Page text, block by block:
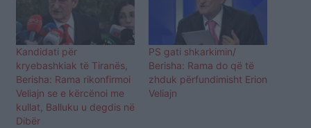
Kandidati për
kryebashkiak të Tiranës,
Berisha: Rama rikonfirmoi
Veliajn se e kërcënoi me
kullat, Balluku u degdis në
Dibër
PS gati shkarkimin/
Berisha: Rama do që të
zhduk përfundimisht Erion
Veliajn